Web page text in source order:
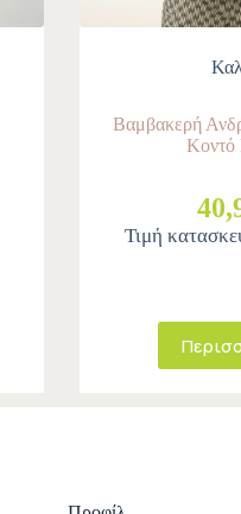
Βαμβακερή
Κοντό
Τιμή